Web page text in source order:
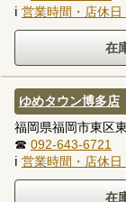
ℹ 営業時間・店休
ゆめタウン博多店
福岡県福岡市東区
☎ 092-643-6721
ℹ 営業時間・店休